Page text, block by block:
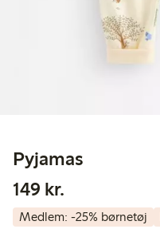
Pyjamas
149 kr.
Medlem: -25% børnetøj